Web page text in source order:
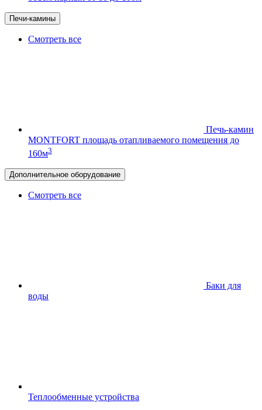
Печи-камины
Смотреть все
Печь-камин
MONTFORT площадь отапливаемого помещения до
160м3
Дополнительное оборудование
Смотреть все
Баки для
воды
Теплообменные устройства